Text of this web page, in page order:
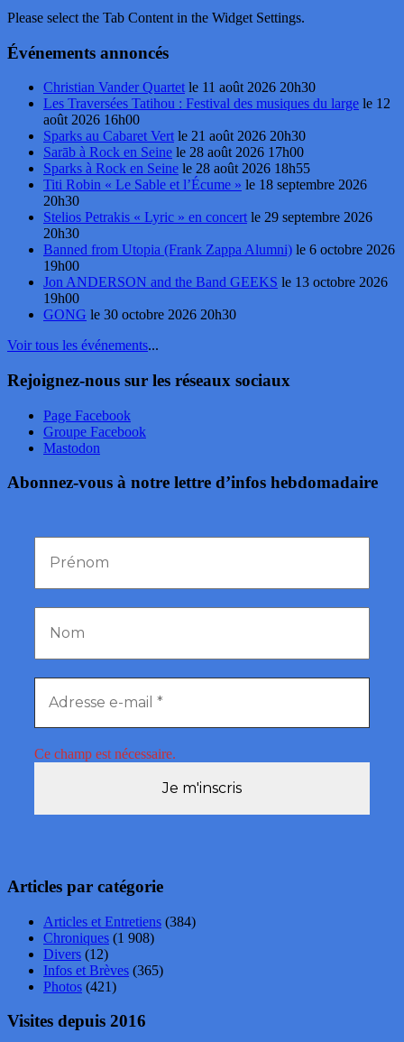
Please select the Tab Content in the Widget Settings.
Événements annoncés
Christian Vander Quartet le 11 août 2026 20h30
Les Traversées Tatihou : Festival des musiques du large le 12
août 2026 16h00
Sparks au Cabaret Vert le 21 août 2026 20h30
Sarāb à Rock en Seine le 28 août 2026 17h00
Sparks à Rock en Seine le 28 août 2026 18h55
Titi Robin « Le Sable et l’Écume » le 18 septembre 2026
20h30
Stelios Petrakis « Lyric » en concert le 29 septembre 2026
20h30
Banned from Utopia (Frank Zappa Alumni) le 6 octobre 2026
19h00
Jon ANDERSON and the Band GEEKS le 13 octobre 2026
19h00
GONG le 30 octobre 2026 20h30
Voir tous les événements...
Rejoignez-nous sur les réseaux sociaux
Page Facebook
Groupe Facebook
Mastodon
Abonnez-vous à notre lettre d’infos hebdomadaire
Ce champ est nécessaire.
Articles par catégorie
Articles et Entretiens (384)
Chroniques (1 908)
Divers (12)
Infos et Brèves (365)
Photos (421)
Visites depuis 2016